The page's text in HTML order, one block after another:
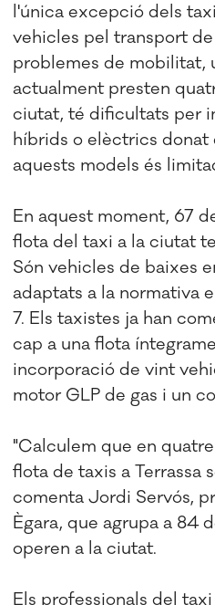
l'única excepció dels
vehicles pel transport
problemes de mobilitat,
actualment presten
ciutat, té dificultats per
híbrids o elèctrics donat
aquests models és
En aquest moment, 67
flota del taxi a la ciutat
Són vehicles de baixes
adaptats a la normativa
7. Els taxistes ja han
cap a una flota
incorporació de vint
motor GLP de gas i un
"Calculem que en
flota de taxis a Terrassa
comenta Jordi Servós,
Ègara, que agrupa a 84
operen a la ciutat.
Els professionals del